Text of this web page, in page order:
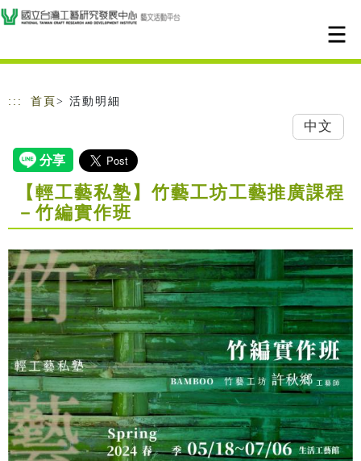
跳到主要內容
網站導覽
::: 首頁 > 活動明細
中文
【輕工藝私塾】竹藝工坊工藝推廣課程
－竹編實作班